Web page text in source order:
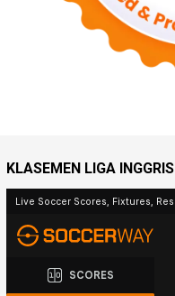
KLASEMEN LIGA INGGRIS